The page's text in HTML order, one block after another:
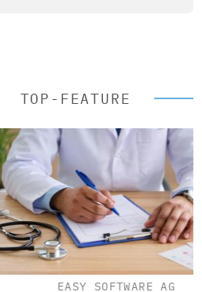
TOP-FEATURE
EASY SOFTWARE AG